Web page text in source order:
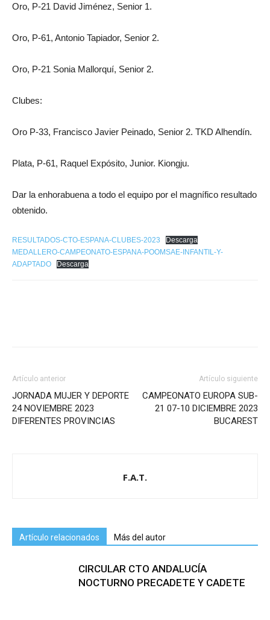
Oro, P-21 David Jiménez, Senior 1.
Oro, P-61, Antonio Tapiador, Senior 2.
Oro, P-21 Sonia Mallorquí, Senior 2.
Clubes:
Oro P-33, Francisco Javier Peinado, Senior 2. TKD Alhendín.
Plata, P-61, Raquel Expósito, Junior. Kiongju.
Dar la enhorabuena a todo el equipo por el magnífico resultado
obtenido.
RESULTADOS-CTO-ESPANA-CLUBES-2023
Descarga
MEDALLERO-CAMPEONATO-ESPANA-POOMSAE-INFANTIL-Y-
ADAPTADO
Descarga
Artículo anterior
JORNADA MUJER Y DEPORTE
24 NOVIEMBRE 2023
DIFERENTES PROVINCIAS
Artículo siguiente
CAMPEONATO EUROPA SUB-
21 07-10 DICIEMBRE 2023
BUCAREST
F.A.T.
Artículo relacionados Más del autor
CIRCULAR CTO ANDALUCÍA
NOCTURNO PRECADETE Y CADETE